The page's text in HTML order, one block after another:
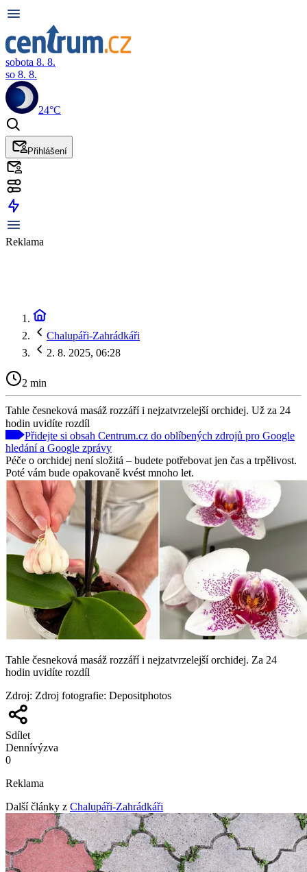
sobota 8. 8.
so 8. 8.
24°C
Přihlášení
Reklama
Chalupáři-Zahrádkáři
2. 8. 2025, 06:28
2 min
Tahle česneková masáž rozzáří i nejzatvrzelejší orchidej. Už za 24
hodin uvidíte rozdíl
Přidejte si obsah Centrum.cz do oblíbených zdrojů pro Google
hledání a Google zprávy
Péče o orchidej není složitá – budete potřebovat jen čas a trpělivost.
Poté vám bude opakovaně kvést mnoho let.
Tahle česneková masáž rozzáří i nejzatvrzelejší orchidej. Za 24
hodin uvidíte rozdíl
Zdroj: Zdroj fotografie: Depositphotos
Sdílet
Dennívýzva
0
Reklama
Další články z Chalupáři-Zahrádkáři